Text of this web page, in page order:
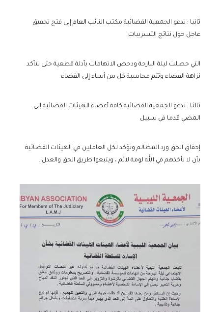
ثانيا : تدعو الجمعية القضائية مكتب النائب العام إلى فتح تحقيق
عاجل حول نتائج التسريبات
التي حصلت ليلة البارحة ودحض الاتهامات بأدلة قطعية حتى تتأكد
نزاهة القضاء وتتم محاسبة كل من أساء إلى القضاء
ثالثا : تدعو الجمعية القضائية كافة أعضاء الهيئات القضائية إلى
المضي قدما في سبيل
إحقاق الحق ورد المظالم وتؤكد لكل العاملين في الهيئات القضائية
بأن لا تأخذهم في الله لومة لائم ، ويتبعوا طريق الحق والعدل .